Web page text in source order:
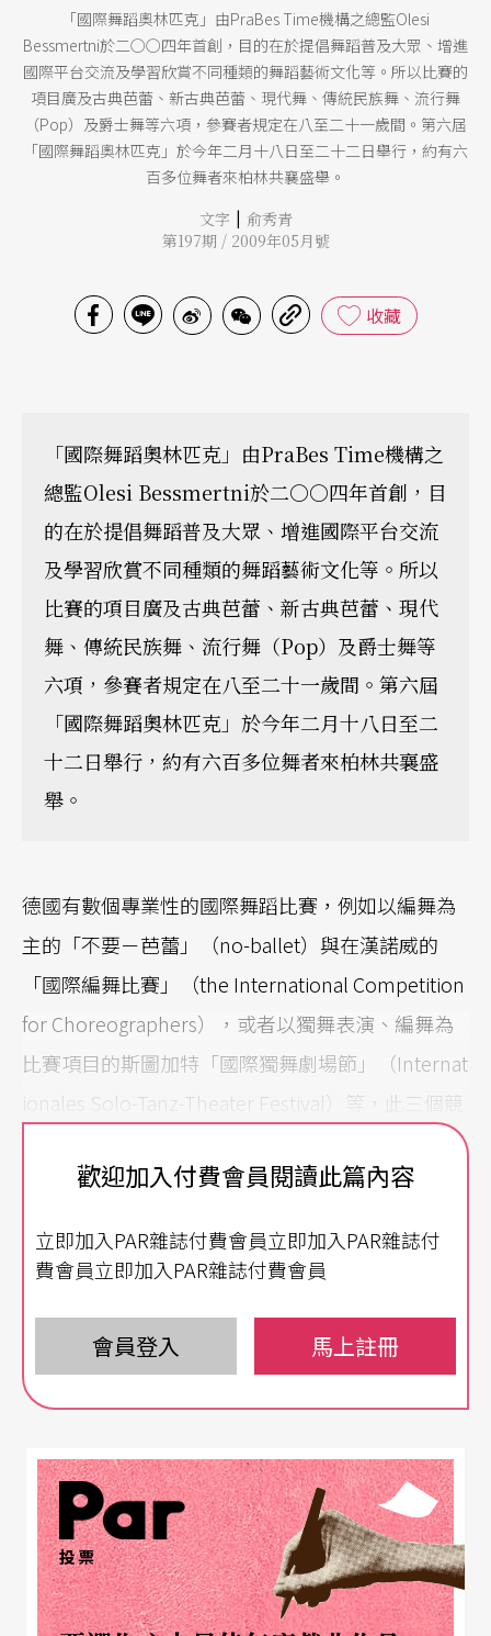
「國際舞蹈奧林匹克」由PraBes Time機構之總監Olesi
Bessmertni於二○○四年首創，目的在於提倡舞蹈普及大眾、增進
國際平台交流及學習欣賞不同種類的舞蹈藝術文化等。所以比賽的
項目廣及古典芭蕾、新古典芭蕾、現代舞、傳統民族舞、流行舞
（Pop）及爵士舞等六項，參賽者規定在八至二十一歲間。第六屆
「國際舞蹈奧林匹克」於今年二月十八日至二十二日舉行，約有六
百多位舞者來柏林共襄盛舉。
文字 | 俞秀青
第197期 / 2009年05月號
收藏
「國際舞蹈奧林匹克」由PraBes Time機構之
總監Olesi Bessmertni於二○○四年首創，目
的在於提倡舞蹈普及大眾、增進國際平台交流
及學習欣賞不同種類的舞蹈藝術文化等。所以
比賽的項目廣及古典芭蕾、新古典芭蕾、現代
舞、傳統民族舞、流行舞（Pop）及爵士舞等
六項，參賽者規定在八至二十一歲間。第六屆
「國際舞蹈奧林匹克」於今年二月十八日至二
十二日舉行，約有六百多位舞者來柏林共襄盛
舉。
德國有數個專業性的國際舞蹈比賽，例如以編舞為
主的「不要－芭蕾」（no-ballet）與在漢諾威的
「國際編舞比賽」（the International Competition
for Choreographers），或者以獨舞表演、編舞為
比賽項目的斯圖加特「國際獨舞劇場節」（Internat
ionales Solo-Tanz-Theater Festival）等，此三個競
匹克」（Tanzolymp Berlin）則是特別為青少年與
英到德國來相互切磋較量。
綜合多元的舞蹈交流平台
「國際舞蹈奧林匹克」由PraBes Time機構之總監O
舞蹈普及大眾、增進國際平台交流及學習欣賞不同
種類的舞蹈藝術文化等。所以比賽的項目廣及古典
芭蕾、新古典芭蕾、現代舞、傳統民族舞、流行舞
（Pop）以及爵士舞等六項，從獨舞、雙人舞到群
舞皆有，並以年齡分組比賽，參賽者規定在八至二
歡迎加入付費會員閱讀此篇內容
立即加入PAR雜誌付費會員立即加入PAR雜誌付
費會員立即加入PAR雜誌付費會員
會員登入 馬上註冊
投票